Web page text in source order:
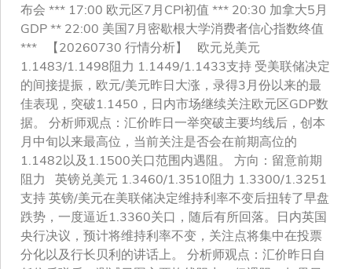
布会 *** 17:00 欧元区7月CPI初值 *** 20:30 加拿大5月
GDP ** 22:00 美国7月密歇根大学消费者信心指数终值
*** 【20260730 行情分析】 欧元兑美元
1.1483/1.1498阻力 1.1449/1.1433支持 受美联储决定
的间接提振，欧元/美元昨日大涨，录得3月份以来的最
佳表现，突破1.1450，日内市场继续关注欧元区GDP数
据。 分析师观点：汇价昨日一举突破主要均线后，创本
月中旬以来最高位，当前关注是否会在前期高位的
1.1482以及1.1500关口范围内遇阻。 方向：留意前期
阻力 英镑兑美元 1.3460/1.3510阻力 1.3300/1.3251
支持 英镑/美元在美联储决定维持利率不变后扭转了早盘
跌势，一度逼近1.3360关口，随后有所回落。日内英国
央行决议，预计将维持利率不变，关注点将集中在投票
分化以及行长贝利的讲话上。 分析师观点：汇价昨日自